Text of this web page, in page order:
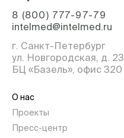
8 (800) 777-97-79
intelmed@intelmed.ru
г. Санкт-Петербург
ул. Новгородская, д. 23
БЦ «Базель», офис 320
О нас
Проекты
Пресс-центр